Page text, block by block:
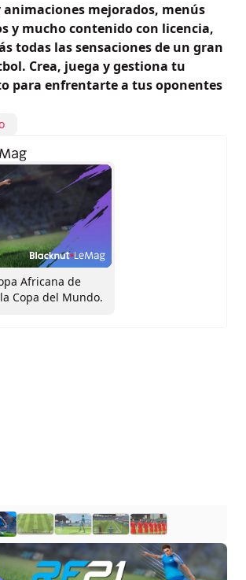
animaciones mejorados, menús
y mucho contenido con licencia,
todas las sensaciones de un gran
Crea, juega y gestiona tu
para enfrentarte a tus oponentes
Africana de
Copa del Mundo.